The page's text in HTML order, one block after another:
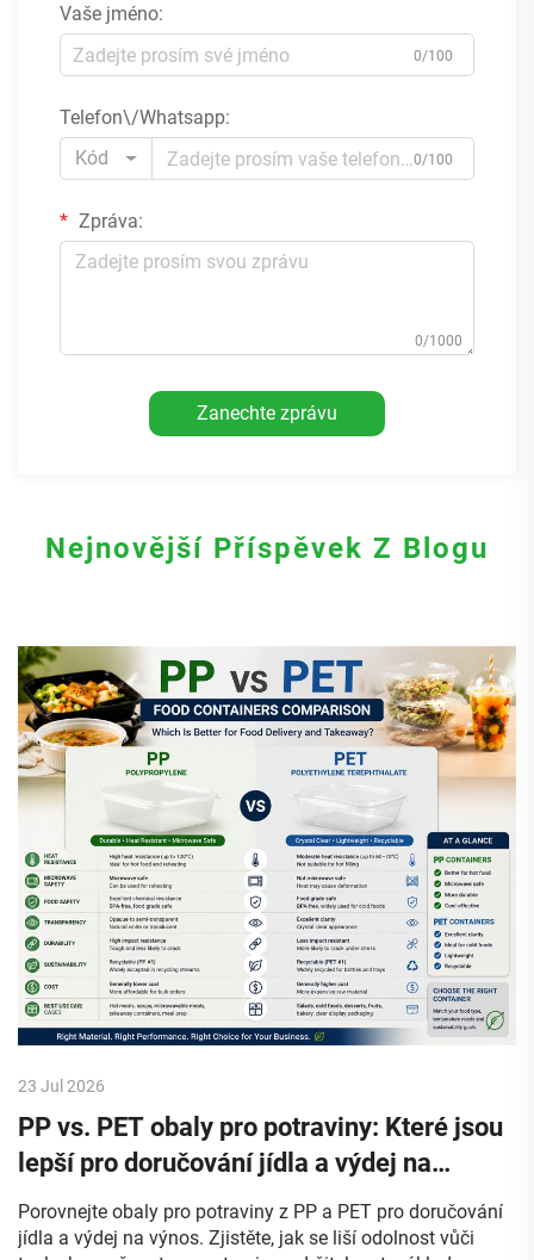
Vaše jméno:
0/100
Telefon\/Whatsapp:
Kód
0/100
Zpráva:
0/1000
Zanechte zprávu
Nejnovější Příspěvek Z Blogu
23 Jul 2026
PP vs. PET obaly pro potraviny: Které jsou
lepší pro doručování jídla a výdej na
výnos?
Porovnejte obaly pro potraviny z PP a PET pro doručování
jídla a výdej na výnos. Zjistěte, jak se liší odolnost vůči